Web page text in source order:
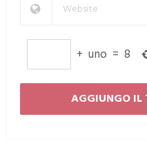
+ uno = 8